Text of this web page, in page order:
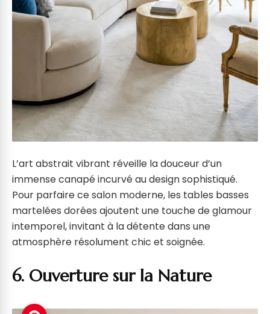
L’art abstrait vibrant réveille la douceur d’un
immense canapé incurvé au design sophistiqué.
Pour parfaire ce salon moderne, les tables basses
martelées dorées ajoutent une touche de glamour
intemporel, invitant à la détente dans une
atmosphère résolument chic et soignée.
6. Ouverture sur la Nature